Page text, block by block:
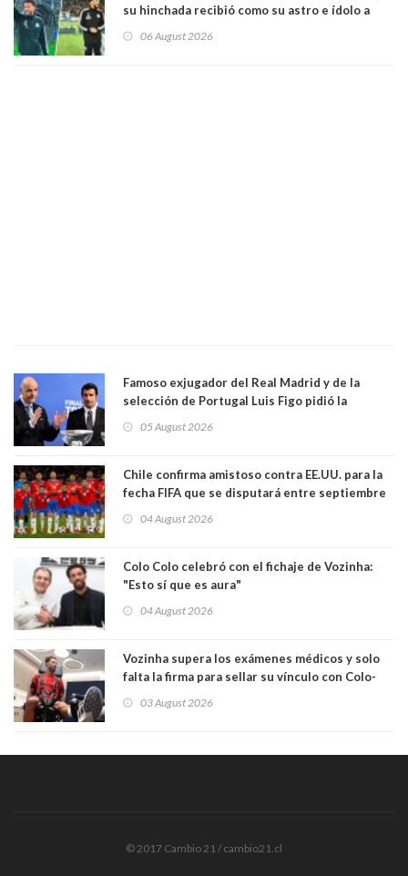
su hinchada recibió como su astro e ídolo a
06 August 2026
Famoso exjugador del Real Madrid y de la
selección de Portugal Luis Figo pidió la
comportamiento más bajo y cobarde que he
05 August 2026
Chile confirma amistoso contra EE.UU. para la
fecha FIFA que se disputará entre septiembre
04 August 2026
Colo Colo celebró con el fichaje de Vozinha:
"Esto sí que es aura"
04 August 2026
Vozinha supera los exámenes médicos y solo
falta la firma para sellar su vínculo con Colo-
03 August 2026
© 2017 Cambio 21 / cambio21.cl